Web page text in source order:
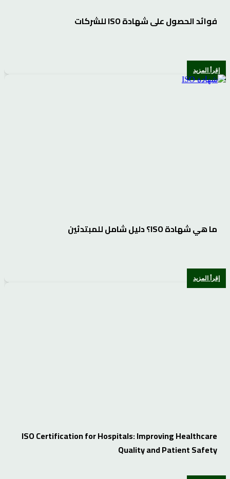
فوائد الحصول على شهادة ISO للشركات
إقرأ المزيد
ما هي شهادة ISO؟ دليل شامل للمبتدئين
إقرأ المزيد
ISO Certification for Hospitals: Improving Healthcare
Quality and Patient Safety